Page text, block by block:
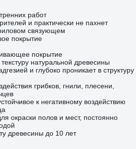
работ
и практически не пахнет
связующем
покрытие
покрытие
натуральной древесины
и глубоко проникает в структуру
грибков, гнили, плесени,
к негативному воздействию
окраски полов и мест, постоянно
древесины до 10 лет